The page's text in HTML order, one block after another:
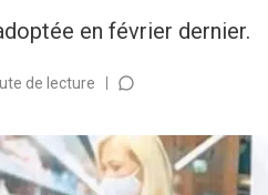
en février dernier.
de lecture